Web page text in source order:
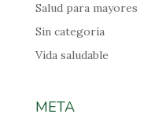
Salud para mayores
Sin categoría
Vida saludable
META